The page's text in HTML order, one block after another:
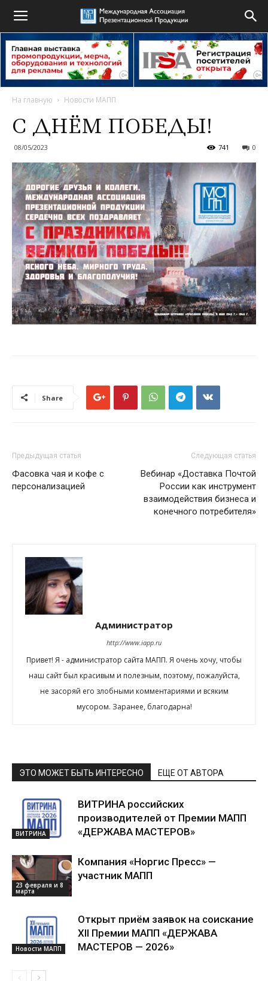
На главную Новости МАПП
C ДНЁМ ПОБЕДЫ!
08/05/2023 0
741
Share
Предыдущая статья
Фасовка чая и кофе с
персонализацией
Следующая статья
Вебинар «Доставка Почтой
России как инструмент
взаимодействия бизнеса и
конечного потребителя»
Администратор
http://www.iapp.ru
Привет! Я - администратор сайта МАПП. Я очень хочу, чтобы
наш сайт был красивым и полезным, поэтому, пожалуйста,
не засоряй его злобными комментариями и всяким
мусором. Заранее, благодарна!
ЭТО МОЖЕТ БЫТЬ ИНТЕРЕСНО ЕЩЕ ОТ АВТОРА
ВИТРИНА
ВИТРИНА российских
производителей от Премии МАПП
«ДЕРЖАВА МАСТЕРОВ»
23 февраля и 8
марта
Компания «Норгис Пресс» —
участник МАПП
Новости МАПП
Открыт приём заявок на соискание
XII Премии МАПП «ДЕРЖАВА
МАСТЕРОВ — 2026»